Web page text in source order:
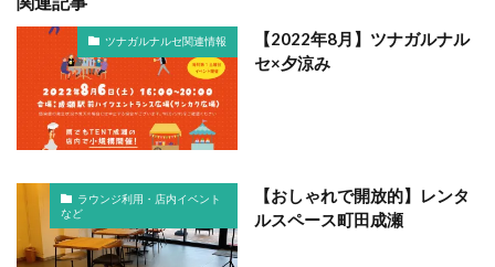
ツナガルナルセ関連情報
【2022年8月】ツナガルナル
セ×夕涼み
ラウンジ利用・店内イベント
など
【おしゃれで開放的】レンタ
ルスペース町田成瀬